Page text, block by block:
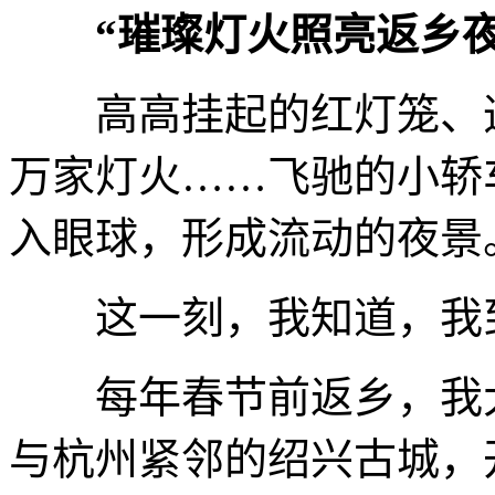
“璀璨灯火照亮返乡
高高挂起的红灯笼、
万家灯火……飞驰的小轿
入眼球，形成流动的夜景
这一刻，我知道，我
每年春节前返乡，我
与杭州紧邻的绍兴古城